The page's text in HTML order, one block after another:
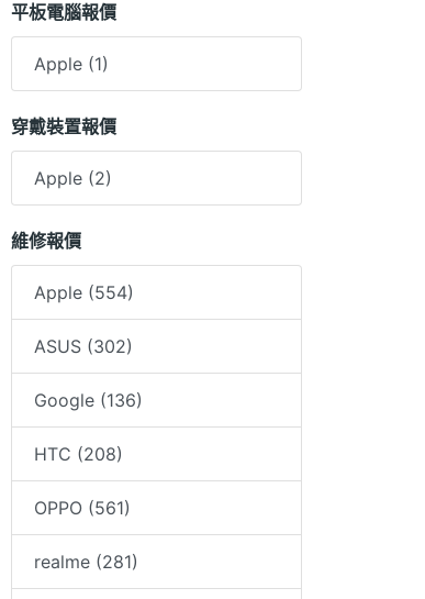
平板電腦報價
Apple (1)
穿戴裝置報價
Apple (2)
維修報價
Apple (554)
ASUS (302)
Google (136)
HTC (208)
OPPO (561)
realme (281)